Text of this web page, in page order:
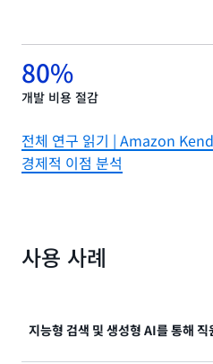
80%
개발 비용 절감
전체 연구 읽기 | Amazon
경제적 이점 분석
사용 사례
지능형 검색 및 생성형 AI를 통해 직